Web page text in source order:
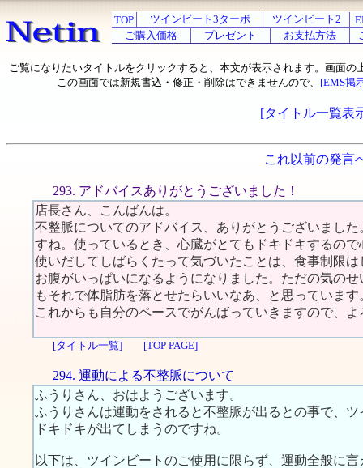
TOP ツインビート3ターボ ツインビート2
ご購入価格
プレゼント お支払方法
ご覧になりたいタイトルをクリックすると、本文が表示されます。画面の
この画面では新規書込・修正・削除はできませんので、 [EMS掲
[タイトル一覧表
これ以前の発言
293. アドバイスありがとうございました！
店長さん、こんばんは。
不整脈についてのアドバイス、ありがとうございまし
すね。使っているとき、心臓がとてもドキドキするの
使いだしてしばらくたって気づいたことは、食事制限
お腹がいっぱいになるようになりました。ただの気の
もそれで体脂肪を落とせたらいいなあ、と思っています
これからも自分のペースでがんばっていきますので、
[タイトル一覧] [TOP PAGE]
294. 運動による不整脈について
ふうりさん、おはようございます。
ふうりさんは運動をされると不整脈が出るとの事で、
ドキドキが出てしまうのですね。
以下は、ツインビートのご使用に限らず、運動全般に